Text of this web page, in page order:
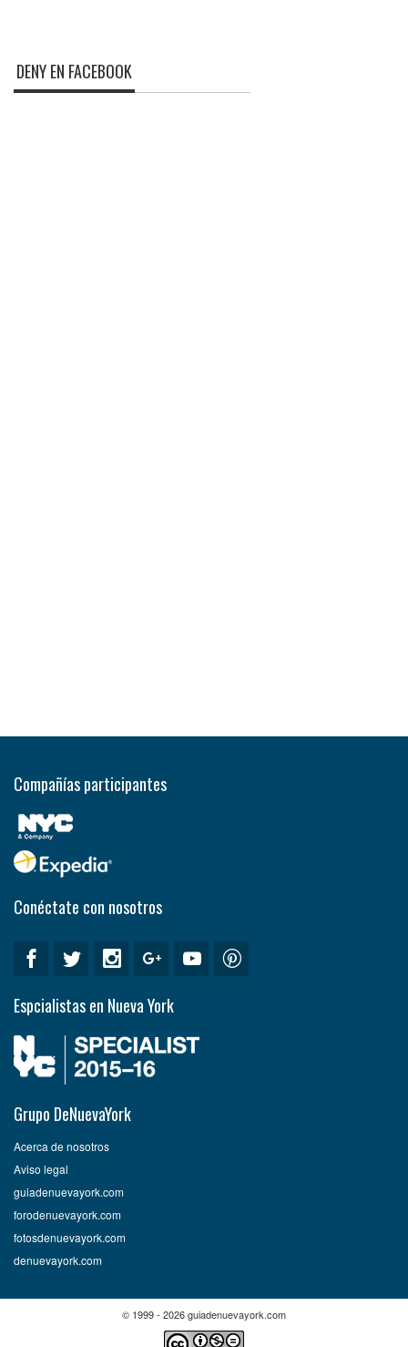
DENY EN FACEBOOK
Compañías participantes
Conéctate con nosotros
Espcialistas en Nueva York
Grupo DeNuevaYork
Acerca de nosotros
Aviso legal
guiadenuevayork.com
forodenuevayork.com
fotosdenuevayork.com
denuevayork.com
© 1999 - 2026 guiadenuevayork.com